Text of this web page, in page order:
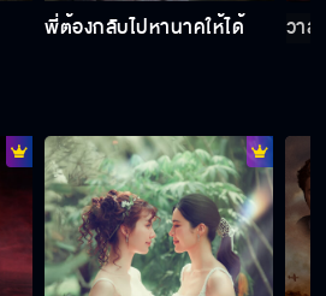
คุณหนูอย่าทำร้ายตัวเองเลยนะ
ถ้ามีชีวิตอิสระเหมือนหิ่งห้อย ฉันจะบินหนีไปอยู่กับ
คนที่ฉันรัก
พี่ต้องกลับไปหานาคให้ได้ วาส